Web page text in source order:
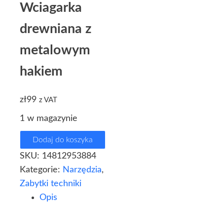
Wciagarka
drewniana z
metalowym
hakiem
zł99 z VAT
1 w magazynie
Dodaj do koszyka
SKU: 14812953884
Kategorie: Narzędzia,
Zabytki techniki
Opis